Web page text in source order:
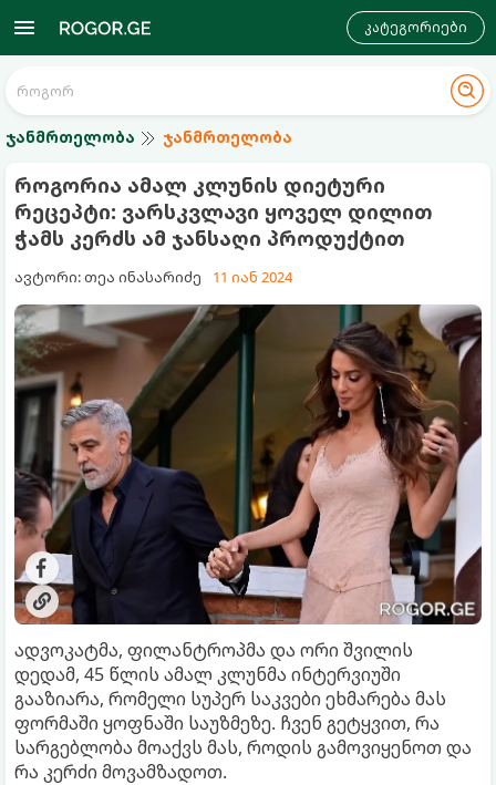
კატეგორიები
ჯანმრთელობა ჯანმრთელობა
როგორია ამალ კლუნის დიეტური
რეცეპტი: ვარსკვლავი ყოველ დილით
ჭამს კერძს ამ ჯანსაღი პროდუქტით
ავტორი: თეა ინასარიძე 11 იან 2024
ადვოკატმა, ფილანტროპმა და ორი შვილის
დედამ, 45 წლის ამალ კლუნმა ინტერვიუში
გააზიარა, რომელი სუპერ საკვები ეხმარება მას
ფორმაში ყოფნაში საუზმეზე. ჩვენ გეტყვით, რა
სარგებლობა მოაქვს მას, როდის გამოვიყენოთ და
რა კერძი მოვამზადოთ.